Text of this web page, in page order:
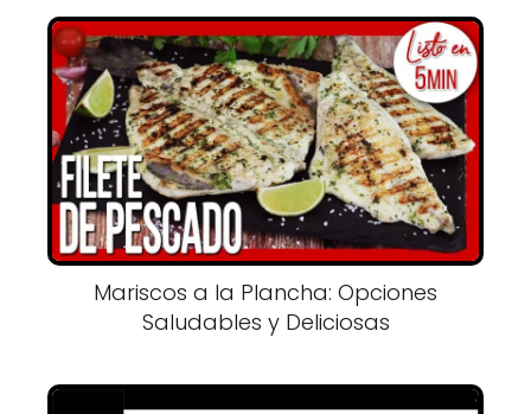
Mariscos a la Plancha: Opciones
Saludables y Deliciosas